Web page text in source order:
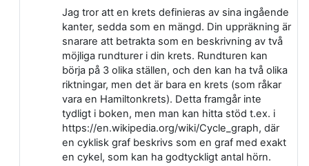
Jag tror att en krets definieras av sina ingående
kanter, sedda som en mängd. Din uppräkning är
snarare att betrakta som en beskrivning av två
möjliga rundturer i din krets. Rundturen kan
börja på 3 olika ställen, och den kan ha två olika
riktningar, men det är bara en krets (som råkar
vara en Hamiltonkrets). Detta framgår inte
tydligt i boken, men man kan hitta stöd t.ex. i
https://en.wikipedia.org/wiki/Cycle_graph, där
en cyklisk graf beskrivs som en graf med exakt
en cykel, som kan ha godtyckligt antal hörn.